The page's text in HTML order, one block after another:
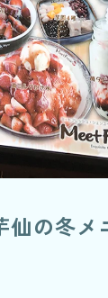
の冬メ